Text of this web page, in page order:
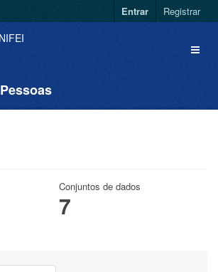
Entrar Registrar
Pessoas
Conjuntos de dados
7